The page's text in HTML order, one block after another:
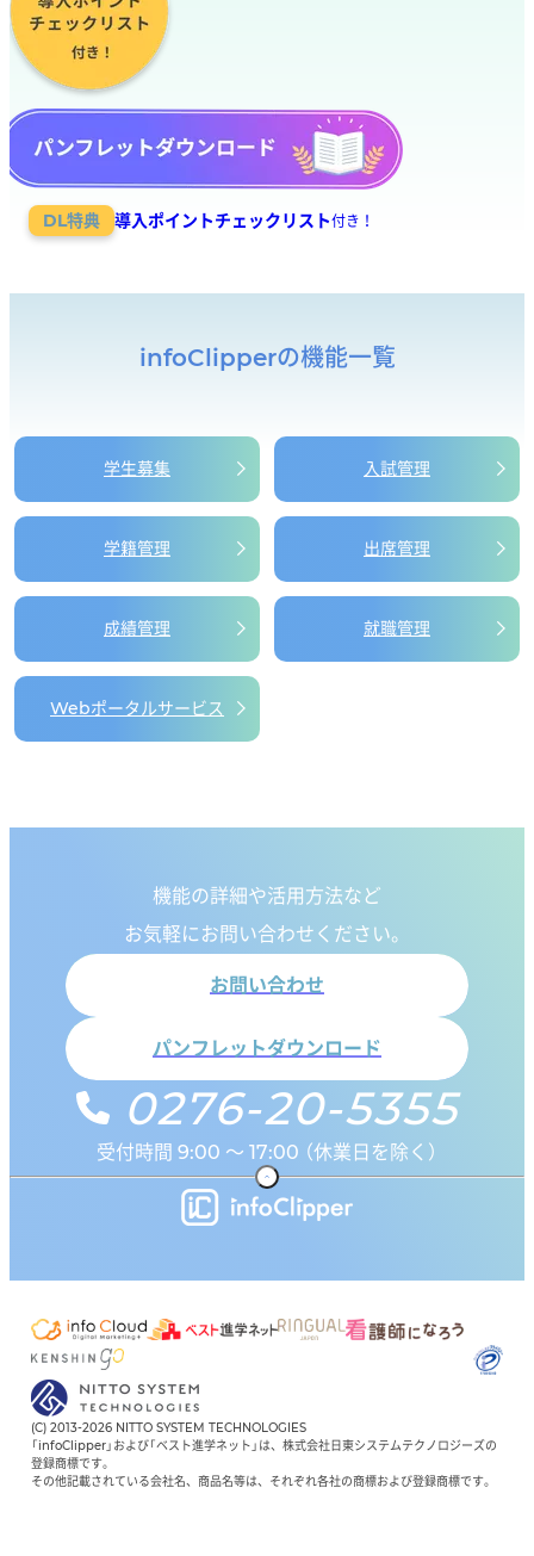
DL特典 導入ポイントチェックリスト付き！
infoClipperの機能一覧
学生募集 入試管理
学籍管理 出席管理
成績管理 就職管理
Webポータルサービス
機能の詳細や活用方法など
お気軽にお問い合わせください。
お問い合わせ
パンフレットダウンロード
0276-20-5355
受付時間 9:00 ～ 17:00 （休業日を除く）
(C) 2013-2026 NITTO SYSTEM TECHNOLOGIES
「infoClipper」および「ベスト進学ネット」は、株式会社日東システムテクノロジーズの
登録商標です。
その他記載されている会社名、商品名等は、それぞれ各社の商標および登録商標です。